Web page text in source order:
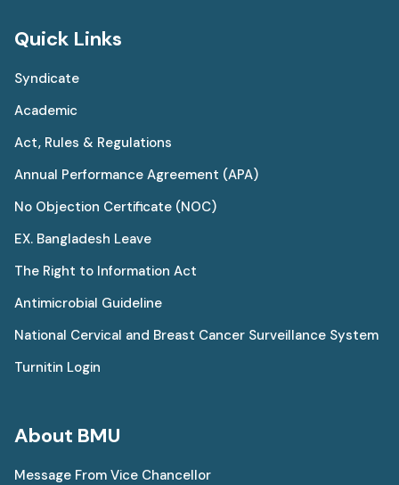
Quick Links
Syndicate
Academic
Act, Rules & Regulations
Annual Performance Agreement (APA)
No Objection Certificate (NOC)
EX. Bangladesh Leave
The Right to Information Act
Antimicrobial Guideline
National Cervical and Breast Cancer Surveillance System
Turnitin Login
About BMU
Message From Vice Chancellor